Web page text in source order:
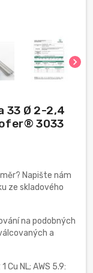
chevron_right
33 Ø 2-2,4
3033
Napište nám
ze skladového
na podobných
a
Cu NL; AWS 5.9: